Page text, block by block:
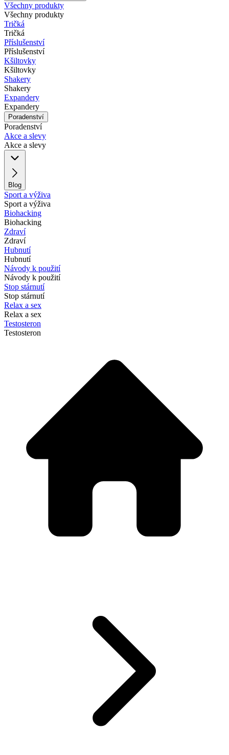
Všechny produkty
Všechny produkty
Tričká
Tričká
Příslušenství
Příslušenství
Kšiltovky
Kšiltovky
Shakery
Shakery
Expandery
Expandery
Poradenství
Poradenství
Akce a slevy
Akce a slevy
Blog
Sport a výživa
Sport a výživa
Biohacking
Biohacking
Zdraví
Zdraví
Hubnutí
Hubnutí
Návody k použití
Návody k použití
Stop stárnutí
Stop stárnutí
Relax a sex
Relax a sex
Testosteron
Testosteron